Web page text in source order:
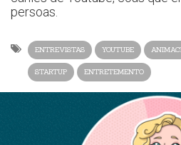
persoas.
ENTREVISTAS YOUTUBE
STARTUP ENTRETEMENTO